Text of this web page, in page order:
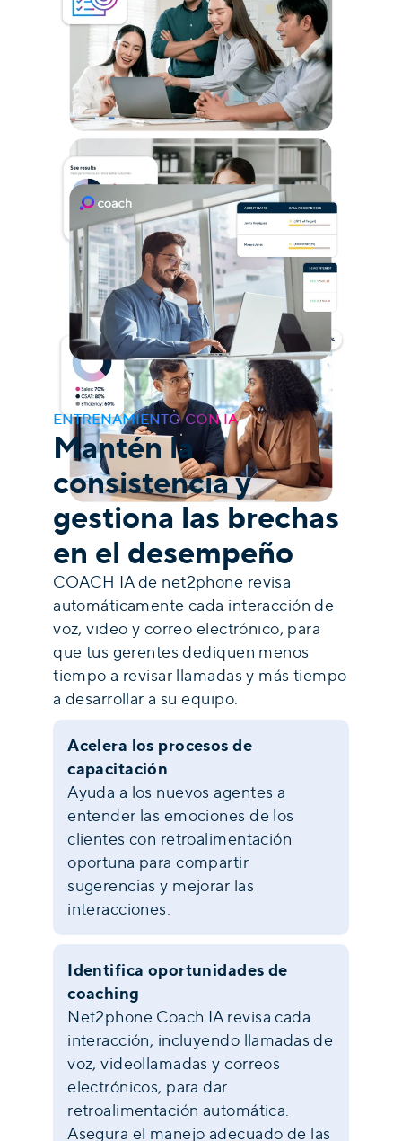
ENTRENAMIENTO CON IA
Mantén la
consistencia y
gestiona las brechas
en el desempeño
COACH IA de net2phone revisa
automáticamente cada interacción de
voz, video y correo electrónico, para
que tus gerentes dediquen menos
tiempo a revisar llamadas y más tiempo
a desarrollar a su equipo.
Acelera los procesos de
capacitación
Ayuda a los nuevos agentes a
entender las emociones de los
clientes con retroalimentación
oportuna para compartir
sugerencias y mejorar las
interacciones.
Identifica oportunidades de
coaching
Net2phone Coach IA revisa cada
interacción, incluyendo llamadas de
voz, videollamadas y correos
electrónicos, para dar
retroalimentación automática.
Asegura el manejo adecuado de las